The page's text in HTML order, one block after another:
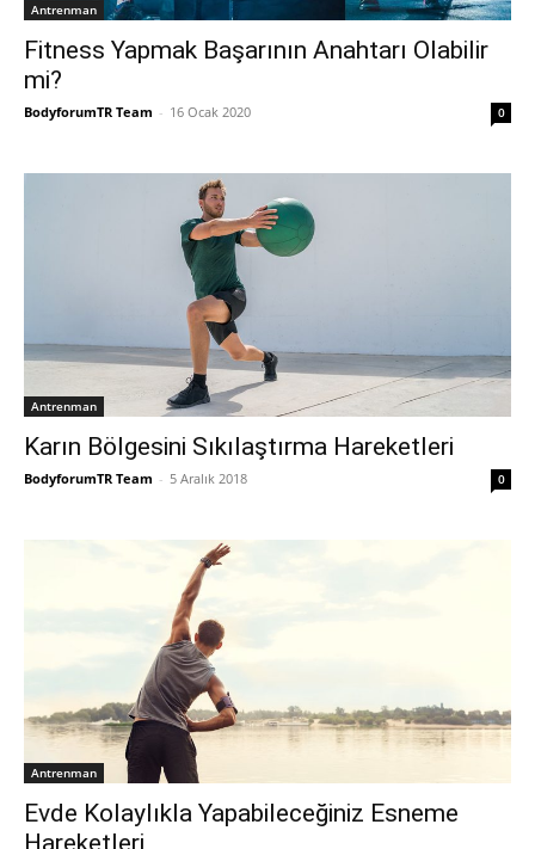
Antrenman
Fitness Yapmak Başarının Anahtarı Olabilir
mi?
BodyforumTR Team - 16 Ocak 2020 0
Antrenman
Karın Bölgesini Sıkılaştırma Hareketleri
BodyforumTR Team - 5 Aralık 2018 0
Antrenman
Evde Kolaylıkla Yapabileceğiniz Esneme
Hareketleri